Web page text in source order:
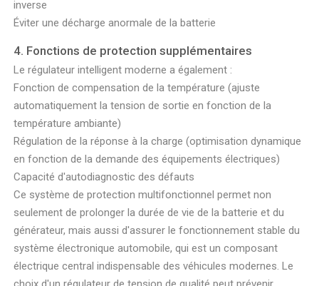
inverse
Éviter une décharge anormale de la batterie
4. Fonctions de protection supplémentaires
Le régulateur intelligent moderne a également :
Fonction de compensation de la température (ajuste
automatiquement la tension de sortie en fonction de la
température ambiante)
Régulation de la réponse à la charge (optimisation dynamique
en fonction de la demande des équipements électriques)
Capacité d'autodiagnostic des défauts
Ce système de protection multifonctionnel permet non
seulement de prolonger la durée de vie de la batterie et du
générateur, mais aussi d'assurer le fonctionnement stable du
système électronique automobile, qui est un composant
électrique central indispensable des véhicules modernes. Le